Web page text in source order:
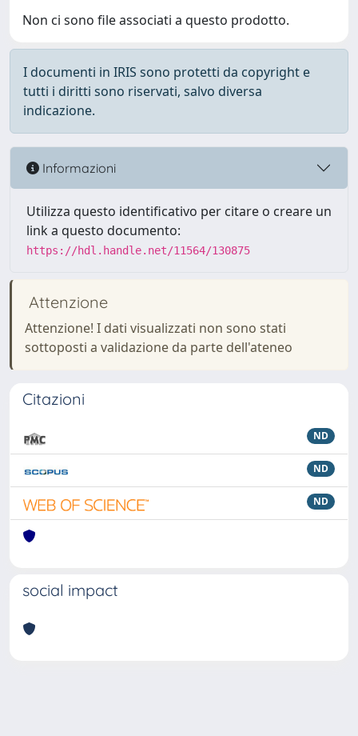
Non ci sono file associati a questo prodotto.
I documenti in IRIS sono protetti da copyright e
tutti i diritti sono riservati, salvo diversa
indicazione.
Informazioni
Utilizza questo identificativo per citare o creare un
link a questo documento:
https://hdl.handle.net/11564/130875
Attenzione
Attenzione! I dati visualizzati non sono stati
sottoposti a validazione da parte dell'ateneo
Citazioni
ND
ND
ND
social impact